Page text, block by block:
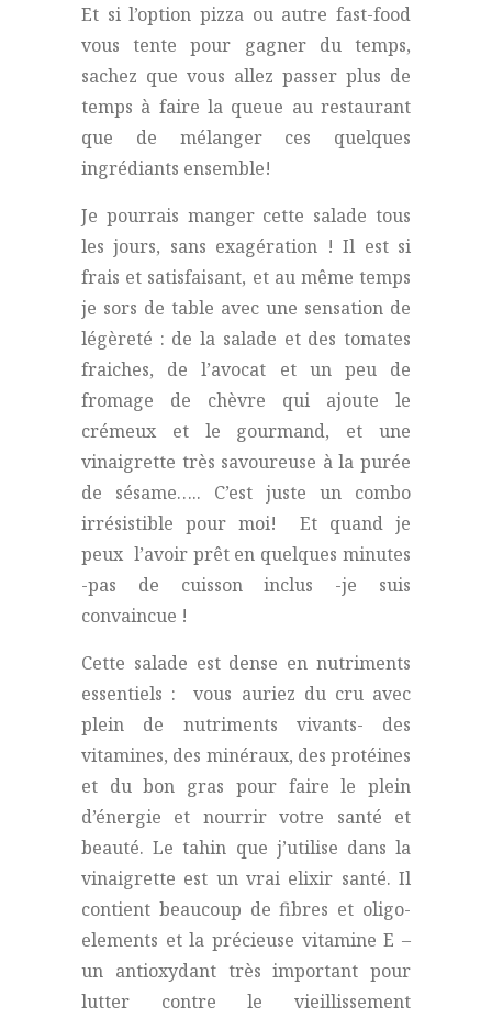
Et si l’option pizza ou autre fast-food
vous tente pour gagner du temps,
sachez que vous allez passer plus de
temps à faire la queue au restaurant
que de mélanger ces quelques
ingrédiants ensemble!
Je pourrais manger cette salade tous
les jours, sans exagération ! Il est si
frais et satisfaisant, et au même temps
je sors de table avec une sensation de
légèreté : de la salade et des tomates
fraiches, de l’avocat et un peu de
fromage de chèvre qui ajoute le
crémeux et le gourmand, et une
vinaigrette très savoureuse à la purée
de sésame….. C’est juste un combo
irrésistible pour moi! Et quand je
peux l’avoir prêt en quelques minutes
-pas de cuisson inclus -je suis
convaincue !
Cette salade est dense en nutriments
essentiels : vous auriez du cru avec
plein de nutriments vivants- des
vitamines, des minéraux, des protéines
et du bon gras pour faire le plein
d’énergie et nourrir votre santé et
beauté. Le tahin que j’utilise dans la
vinaigrette est un vrai elixir santé. Il
contient beaucoup de fibres et oligo-
elements et la précieuse vitamine E –
un antioxydant très important pour
lutter contre le vieillissement